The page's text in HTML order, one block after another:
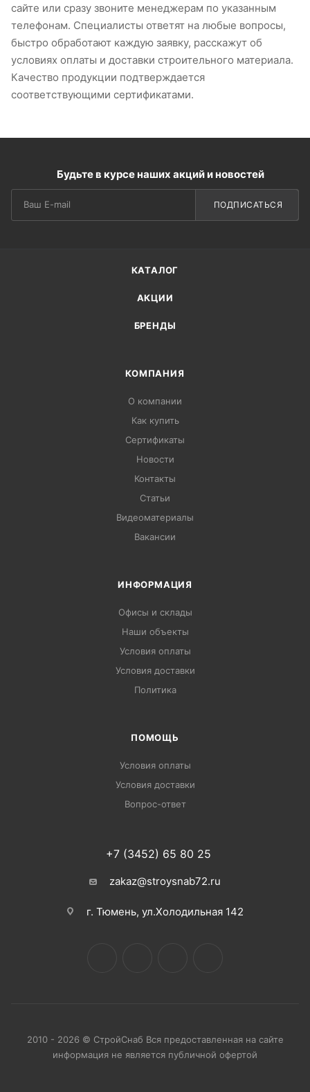
сайте или сразу звоните менеджерам по указанным
телефонам. Специалисты ответят на любые вопросы,
быстро обработают каждую заявку, расскажут об
условиях оплаты и доставки строительного материала.
Качество продукции подтверждается
соответствующими сертификатами.
Будьте в курсе наших акций и новостей
ПОДПИСАТЬСЯ
КАТАЛОГ
АКЦИИ
БРЕНДЫ
КОМПАНИЯ
О компании
Как купить
Сертификаты
Новости
Контакты
Статьи
Видеоматериалы
Вакансии
ИНФОРМАЦИЯ
Офисы и склады
Наши объекты
Условия оплаты
Условия доставки
Политика
ПОМОЩЬ
Условия оплаты
Условия доставки
Вопрос-ответ
+7 (3452) 65 80 25
zakaz@stroysnab72.ru
г. Тюмень, ул.Холодильная 142
2010 - 2026 © СтройСнаб Вся предоставленная на сайте
информация не является публичной офертой